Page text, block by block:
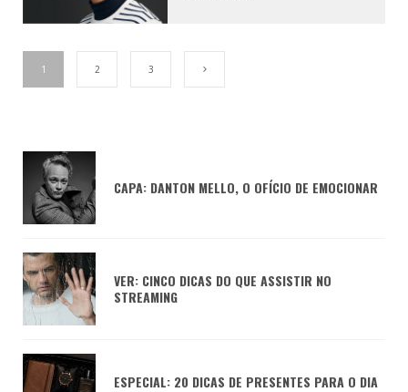
1 2 3
CAPA: DANTON MELLO, O OFÍCIO DE EMOCIONAR
VER: CINCO DICAS DO QUE ASSISTIR NO
STREAMING
ESPECIAL: 20 DICAS DE PRESENTES PARA O DIA